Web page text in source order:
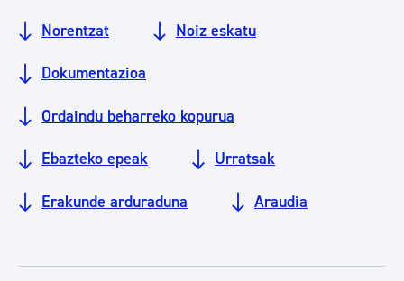
Norentzat Noiz eskatu
Dokumentazioa
Ordaindu beharreko kopurua
Ebazteko epeak Urratsak
Erakunde arduraduna Araudia